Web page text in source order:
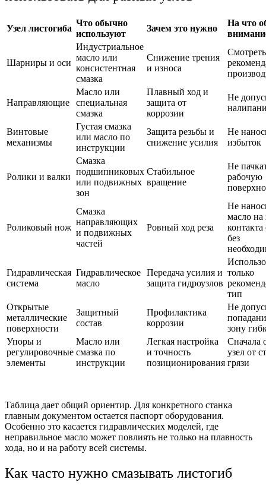
Узел листогиба
Что обычно
используют
Зачем это нужно
На что
Шарниры и оси
Индустриальное
масло или
консистентная
смазка
Снижение трения
и износа
Смотреть
Направляющие
Масло или
специальная
смазка
Плавный ход и
защита от
коррозии
Не
Винтовые
механизмы
Густая смазка
или масло по
инструкции
Защита резьбы и
снижение усилия
Не
избыток
Ролики и валки
Смазка
подшипниковых
или подвижных
зон
Стабильное
вращение
Не
рабочую
Роликовый нож
Смазка
направляющих
и подвижных
частей
Ровный ход реза
Не
масло на
без
Гидравлическая
система
Гидравлическое
масло
Передача усилия и
защита гидроузлов
только
тип
Открытые
металлические
поверхности
Защитный
состав
Профилактика
коррозии
Не
зону
Упоры и
регулировочные
элементы
Масло или
смазка по
инструкции
Легкая настройка
и точность
позиционирования
Сначала
узел от
грязи
Таблица дает общий ориентир. Для конкретного станка
главным документом остается паспорт оборудования.
Особенно это касается гидравлических моделей, где
неправильное масло может повлиять не только на плавность
хода, но и на работу всей системы.
Как часто нужно смазывать листогиб